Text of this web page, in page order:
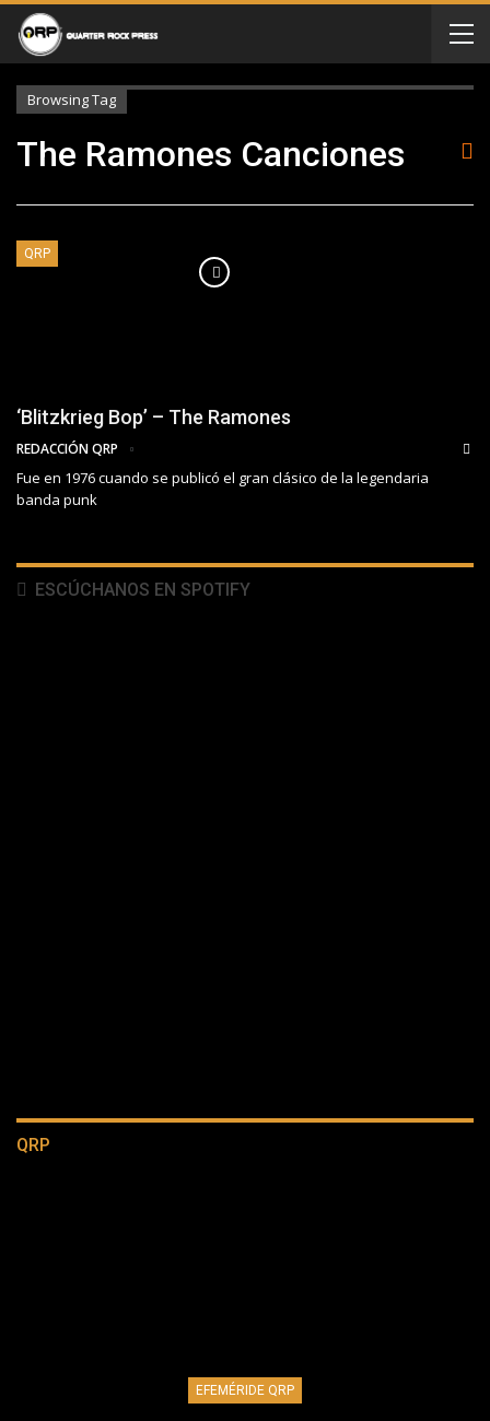
Browsing Tag
The Ramones Canciones
QRP
‘Blitzkrieg Bop’ – The Ramones
REDACCIÓN QRP
Fue en 1976 cuando se publicó el gran clásico de la legendaria
banda punk
ESCÚCHANOS EN SPOTIFY
QRP
EFEMÉRIDE QRP